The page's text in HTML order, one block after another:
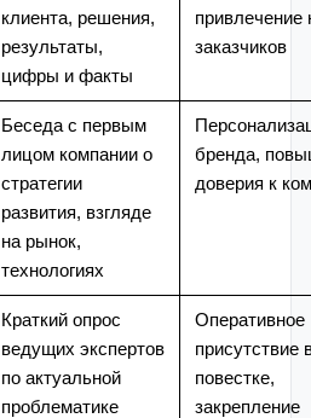
клиента, решения,
результаты,
цифры и факты
привлечение
заказчиков
Беседа с первым
лицом компании о
стратегии
развития, взгляде
на рынок,
технологиях
бренда,
доверия к
Краткий опрос
ведущих экспертов
по актуальной
проблематике
Оперативное
присутствие
повестке,
закрепление